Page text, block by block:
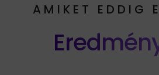
AMIKET EDDIG